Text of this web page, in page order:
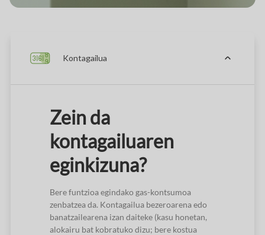
Kontagailua
Zein da
kontagailuaren
eginkizuna?
Bere funtzioa egindako gas-kontsumoa
zenbatzea da. Kontagailua bezeroarena edo
banatzailearena izan daiteke (kasu honetan,
alokairu bat kobratuko dizu; bere kostua